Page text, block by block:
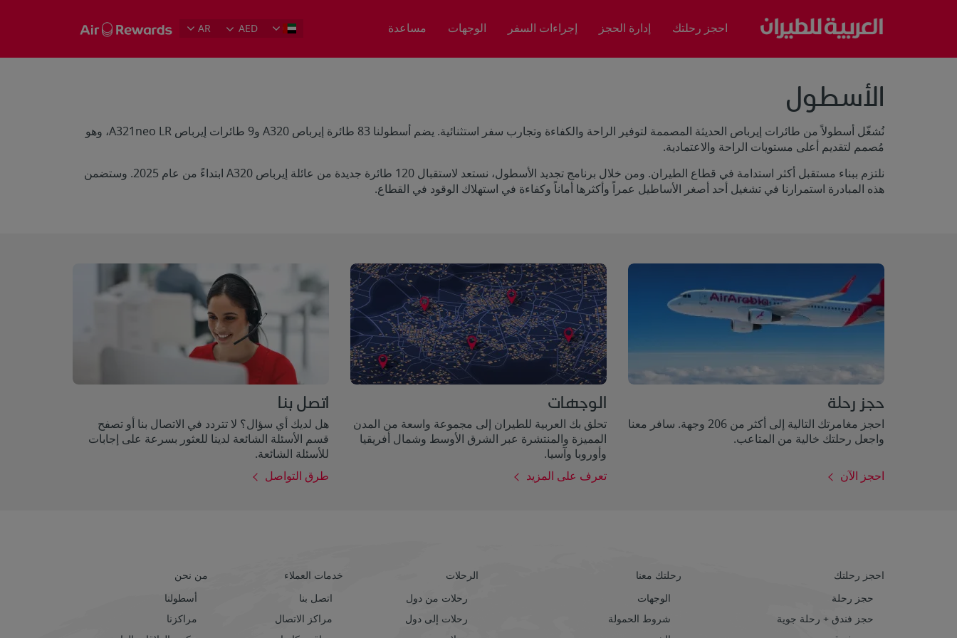
AED
AR احجز رحلتك إدارة الحجز إجراءات السفر الوجهات مساعدة
الأسطول
نُشغّل أسطولاً من طائرات إيرباص الحديثة المصممة لتوفير الراحة والكفاءة وتجارب سفر استثنائية. يضم أسطولنا 83 طائرة إيرباص A320 و9 طائرات إيرباص A321neo LR، وهو
مُصمم لتقديم أعلى مستويات الراحة والاعتمادية.
نلتزم ببناء مستقبل أكثر استدامة في قطاع الطيران. ومن خلال برنامج تجديد الأسطول، نستعد لاستقبال 120 طائرة جديدة من عائلة إيرباص A320 ابتداءً من عام 2025. وستضمن
هذه المبادرة استمرارنا في تشغيل أحد أصغر الأساطيل عمراً وأكثرها أماناً وكفاءة في استهلاك الوقود في القطاع.
حجز رحلة
احجز مغامرتك التالية إلى أكثر من 206 وجهة. سافر معنا
واجعل رحلتك خالية من المتاعب.
احجز الآن
الوجهات
تحلق بك العربية للطيران إلى مجموعة واسعة من المدن
المميزة والمنتشرة عبر الشرق الأوسط وشمال أفريقيا
وأوروبا وآسيا.
تعرف على المزيد
اتصل بنا
هل لديك أي سؤال؟ لا تتردد في الاتصال بنا أو تصفح
قسم الأسئلة الشائعة لدينا للعثور بسرعة على إجابات
للأسئلة الشائعة.
طرق التواصل
احجز رحلتك
حجز رحلة
حجز فندق + رحلة جوية
رحلتك معنا
الوجهات
شروط الحمولة
الرحلات
رحلات من دول
رحلات إلى دول
خدمات العملاء
اتصل بنا
مراكز الاتصال
من نحن
أسطولنا
مراكزنا